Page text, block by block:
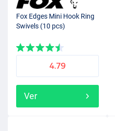
Fox Edges Mini Hook Ring
Swivels (10 pcs)
4.79
Ver